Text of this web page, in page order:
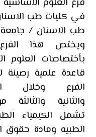
في كليات طب
طب الاسنان /
ويختص هذا الفرع
بأختصاصات العلوم
قاعدة علمية
الفرع وخلال
والثانية
تشمل الكيمياء
الطبيه ومادة حقوق